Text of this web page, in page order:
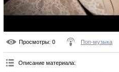
Просмотры: 0 Поп-музыка
Описание материала: